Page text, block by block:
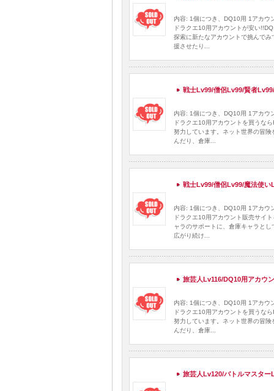
内容: 1個につき、DQ10用 1アカウ
ドラクエ10用アカウントが安い
探索に新たなアカウントで挑んで
援させたり...
戦士Lv99/僧侶Lv99/賢者
内容: 1個につき、DQ10用 1アカウ
ドラクエ10用アカウントを買うな
努力しています。ネット世界の冒
んだり、倉庫...
戦士Lv99/僧侶Lv99/魔法使い
内容: 1個につき、DQ10用 1アカウ
ドラクエ10用アカウント販売サイ
ャラのサポートに、倉庫キャラと
広がり続け...
旅芸人Lv116/DQ10用アカウ
内容: 1個につき、DQ10用 1アカウ
ドラクエ10用アカウントを買うな
努力しています。ネット世界の冒
んだり、倉庫...
旅芸人Lv120/バトルマスタ